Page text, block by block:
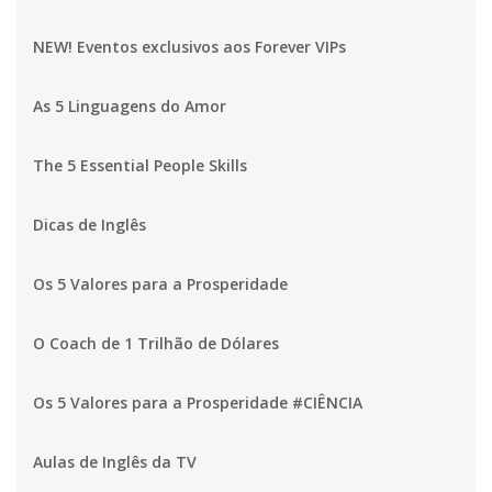
NEW! Eventos exclusivos aos Forever VIPs
As 5 Linguagens do Amor
The 5 Essential People Skills
Dicas de Inglês
Os 5 Valores para a Prosperidade
O Coach de 1 Trilhão de Dólares
Os 5 Valores para a Prosperidade #CIÊNCIA
Aulas de Inglês da TV